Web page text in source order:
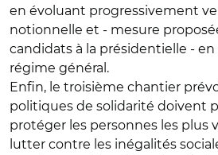
en évoluant progressivement
notionnelle et - mesure
candidats à la présidentielle - en
régime général.
Enfin, le troisième chantier
politiques de solidarité doivent
protéger les personnes les plus
lutter contre les inégalités